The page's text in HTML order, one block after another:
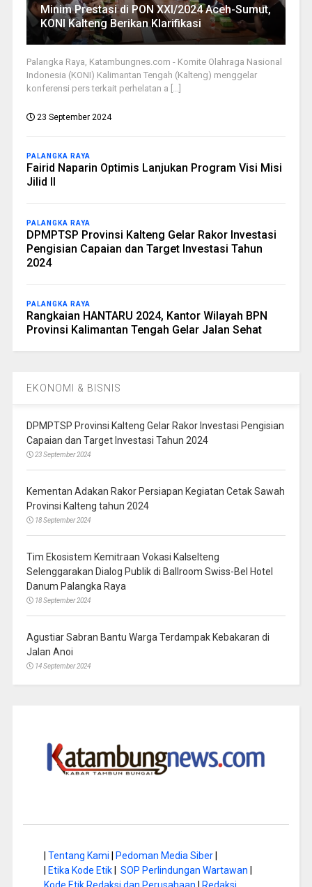
Minim Prestasi di PON XXI/2024 Aceh-Sumut,
KONI Kalteng Berikan Klarifikasi
Palangka Raya, Katambungnes.com - Komite Olahraga Nasional
Indonesia (KONI) Kalimantan Tengah (Kalteng) menggelar
konferensi pers terkait perhelatan a [...]
23 September 2024
PALANGKA RAYA
Fairid Naparin Optimis Lanjukan Program Visi Misi
Jilid II
PALANGKA RAYA
DPMPTSP Provinsi Kalteng Gelar Rakor Investasi
Pengisian Capaian dan Target Investasi Tahun
2024
PALANGKA RAYA
Rangkaian HANTARU 2024, Kantor Wilayah BPN
Provinsi Kalimantan Tengah Gelar Jalan Sehat
EKONOMI & BISNIS
DPMPTSP Provinsi Kalteng Gelar Rakor Investasi Pengisian
Capaian dan Target Investasi Tahun 2024
23 September 2024
Kementan Adakan Rakor Persiapan Kegiatan Cetak Sawah
Provinsi Kalteng tahun 2024
18 September 2024
Tim Ekosistem Kemitraan Vokasi Kalselteng
Selenggarakan Dialog Publik di Ballroom Swiss-Bel Hotel
Danum Palangka Raya
18 September 2024
Agustiar Sabran Bantu Warga Terdampak Kebakaran di
Jalan Anoi
14 September 2024
| Tentang Kami | Pedoman Media Siber|
| Etika Kode Etik| SOP Perlindungan Wartawan |
Kode Etik Redaksi dan Perusahaan | Redaksi